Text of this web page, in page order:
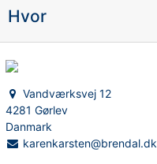
Hvor
Vandværksvej 12
4281 Gørlev
Danmark
karenkarsten@brendal.dk